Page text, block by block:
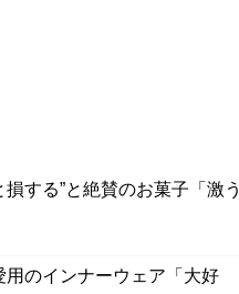
する”と絶賛のお菓子「激う
用のインナーウェア「大好